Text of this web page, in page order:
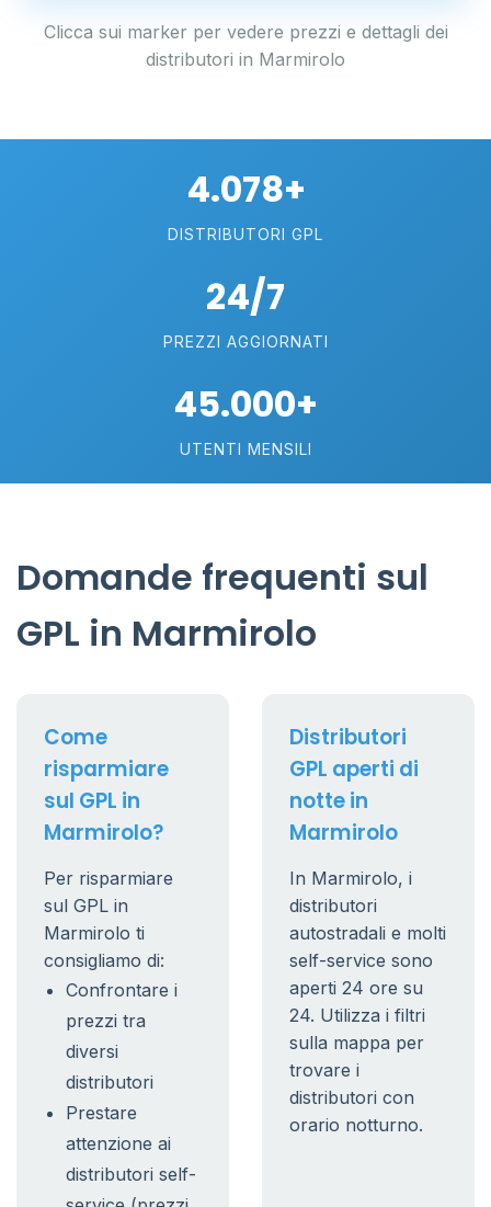
Clicca sui marker per vedere prezzi e dettagli dei
distributori in Marmirolo
4.078+
DISTRIBUTORI GPL
24/7
PREZZI AGGIORNATI
45.000+
UTENTI MENSILI
Domande frequenti sul
GPL in Marmirolo
Come
risparmiare
sul GPL in
Marmirolo?
Per risparmiare
sul GPL in
Marmirolo ti
consigliamo di:
Confrontare i
prezzi tra
diversi
distributori
Prestare
attenzione ai
distributori self-
Distributori
GPL aperti di
notte in
Marmirolo
In Marmirolo, i
distributori
autostradali e molti
self-service sono
aperti 24 ore su
24. Utilizza i filtri
sulla mappa per
trovare i
distributori con
orario notturno.